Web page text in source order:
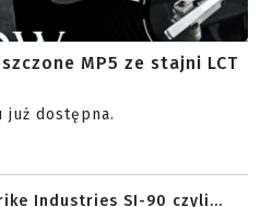
MP5 ze stajni LCT
już dostępna.
Industries SI-90 czyli...